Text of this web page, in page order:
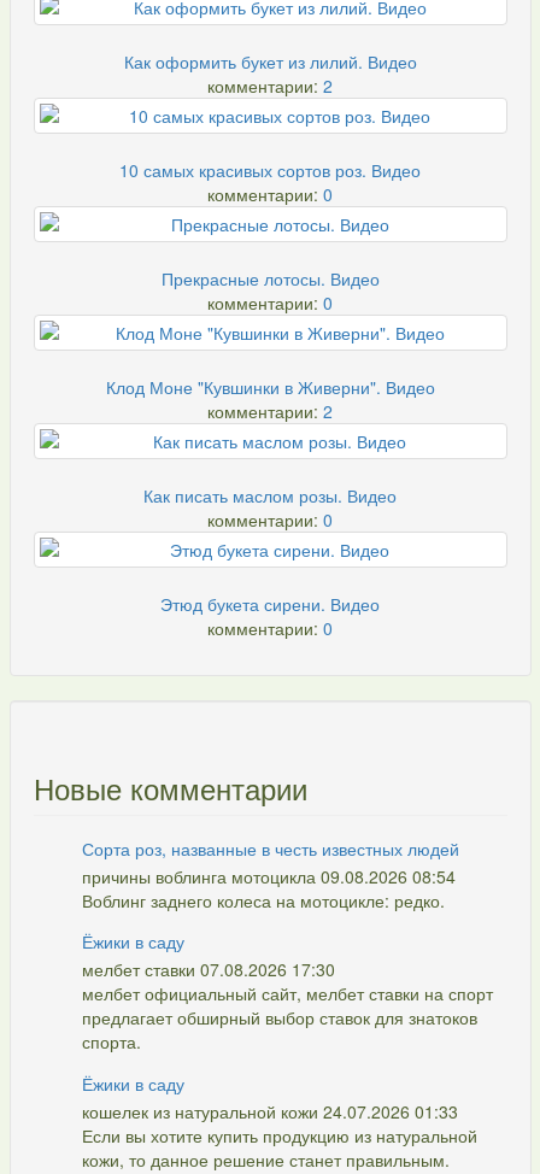
Как оформить букет из лилий. Видео
комментарии: 2
10 самых красивых сортов роз. Видео
комментарии: 0
Прекрасные лотосы. Видео
комментарии: 0
Клод Моне "Кувшинки в Живерни". Видео
комментарии: 2
Как писать маслом розы. Видео
комментарии: 0
Этюд букета сирени. Видео
комментарии: 0
Новые комментарии
Сорта роз, названные в честь известных людей
причины воблинга мотоцикла 09.08.2026 08:54
Воблинг заднего колеса на мотоцикле: редко.
Ёжики в саду
мелбет ставки 07.08.2026 17:30
мелбет официальный сайт, мелбет ставки на спорт
предлагает обширный выбор ставок для знатоков
спорта.
Ёжики в саду
кошелек из натуральной кожи 24.07.2026 01:33
Если вы хотите купить продукцию из натуральной
кожи, то данное решение станет правильным.